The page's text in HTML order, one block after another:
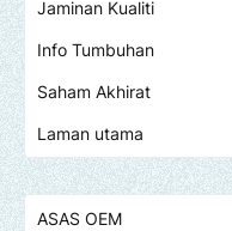
Jaminan Kualiti
Info Tumbuhan
Saham Akhirat
Laman utama
ASAS OEM